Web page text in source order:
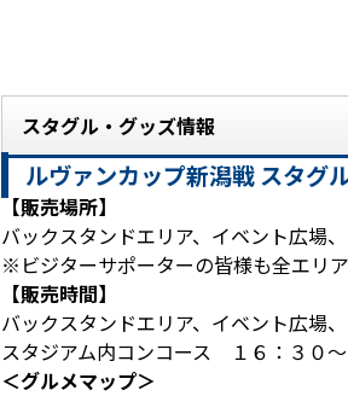
スタグル・グッズ情報
ルヴァンカップ新潟戦 スタグ
【販売場所】
バックスタンドエリア、イベント広場
※ビジターサポーターの皆様も全エリ
【販売時間】
バックスタンドエリア、イベント広
スタジアム内コンコース １６：３０～
＜グルメマップ＞